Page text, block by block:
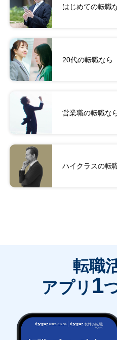
はじめての転職
20代の転職なら
営業職の転職な
ハイクラスの転
転職
アプリ 1